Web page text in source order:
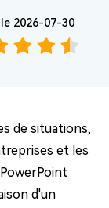
2026-07-30
de situations,
et les
d'un